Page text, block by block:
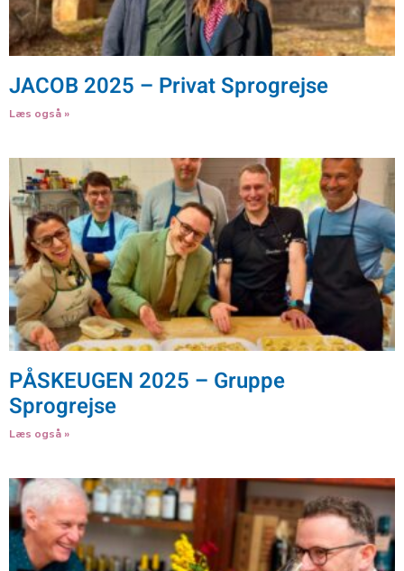
JACOB 2025 – Privat Sprogrejse
Læs også »
PÅSKEUGEN 2025 – Gruppe
Sprogrejse
Læs også »